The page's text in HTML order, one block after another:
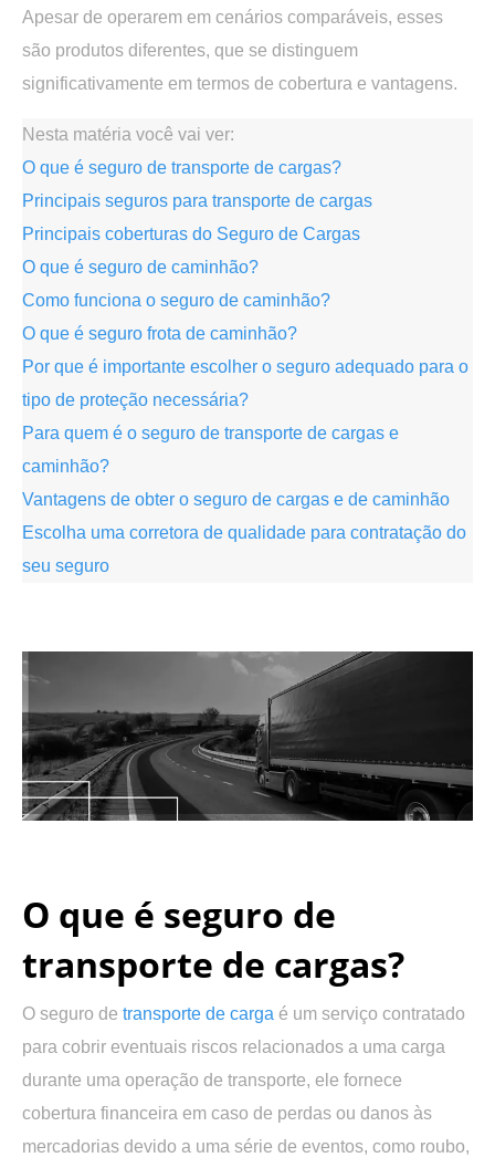
Apesar de operarem em cenários comparáveis, esses
são produtos diferentes, que se distinguem
significativamente em termos de cobertura e vantagens.
Nesta matéria você vai ver:
O que é seguro de transporte de cargas?
Principais seguros para transporte de cargas
Principais coberturas do Seguro de Cargas
O que é seguro de caminhão?
Como funciona o seguro de caminhão?
O que é seguro frota de caminhão?
Por que é importante escolher o seguro adequado para o
tipo de proteção necessária?
Para quem é o seguro de transporte de cargas e
caminhão?
Vantagens de obter o seguro de cargas e de caminhão
Escolha uma corretora de qualidade para contratação do
seu seguro
O que é seguro de
transporte de cargas?
O seguro de transporte de carga é um serviço contratado
para cobrir eventuais riscos relacionados a uma carga
durante uma operação de transporte, ele fornece
cobertura financeira em caso de perdas ou danos às
mercadorias devido a uma série de eventos, como roubo,